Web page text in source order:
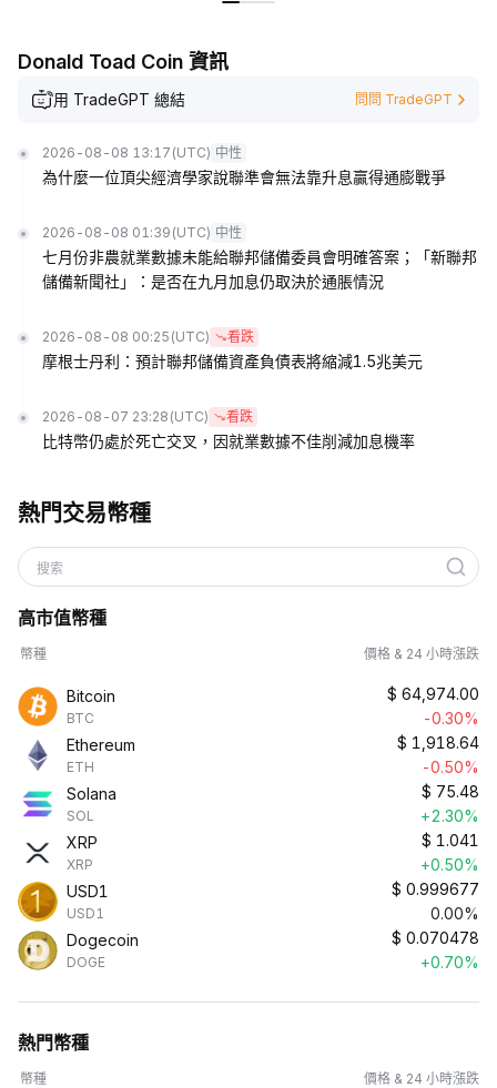
Donald Toad Coin 資訊
用 TradeGPT 總結 問問 TradeGPT
2026-08-08 13:17 (UTC) 中性
為什麼一位頂尖經濟學家說聯準會無法靠升息贏得通膨戰爭
2026-08-08 01:39 (UTC) 中性
七月份非農就業數據未能給聯邦儲備委員會明確答案；「新聯邦
儲備新聞社」：是否在九月加息仍取決於通脹情況
2026-08-08 00:25 (UTC) 看跌
摩根士丹利：預計聯邦儲備資產負債表將縮減1.5兆美元
2026-08-07 23:28 (UTC) 看跌
比特幣仍處於死亡交叉，因就業數據不佳削減加息機率
熱門交易幣種
搜索
高市值幣種
幣種 價格 & 24 小時漲跌
Bitcoin
BTC
$ 64,974.00
-0.30%
Ethereum
ETH
$ 1,918.64
-0.50%
Solana
SOL
$ 75.48
+2.30%
XRP
XRP
$ 1.041
+0.50%
USD1
USD1
$ 0.999677
0.00%
Dogecoin
DOGE
$ 0.070478
+0.70%
熱門幣種
幣種 價格 & 24 小時漲跌